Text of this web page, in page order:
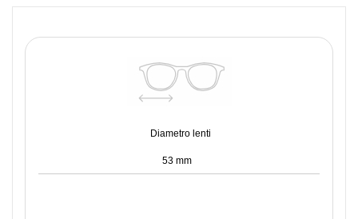
Diametro lenti
53 mm